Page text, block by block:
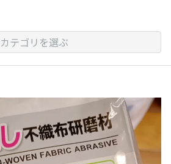
カテゴリを選ぶ